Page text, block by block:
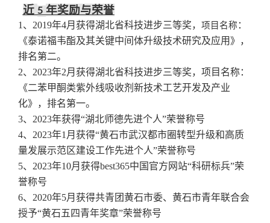
近 5 年奖励与荣誉
1 、 2019年4月获得湖北省科技进步三等奖，项目名称 ：
《泰诺福韦酯及其关键中间体升级技术研究及应用》，
排名第二。
2、 2023年2月获得湖北省科技进步三等奖，项目名称：
《二苯甲酮类紫外线吸收剂新技术工艺开发及产业
化》，排名第一。
3、 2023年获得“湖北师德先进个人”荣誉称号
4、 2023年1 月获得“黄石市武汉都市圈转型升级和高质
量发展示范区建设工作先进个人”荣誉称号
5、 2023年10月获得best365中国官方网站“科研标兵”荣
誉称号
6、 2020年5月获得共青团黄石市委、黄石市青年联合会
授予“黄石五四青年奖章”荣誉称号